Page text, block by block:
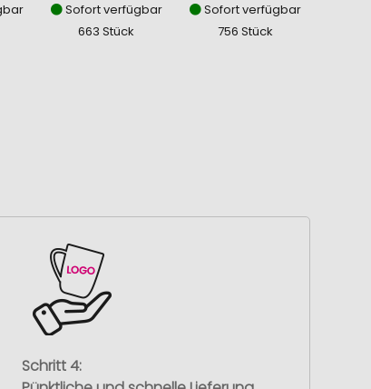
Sofort verfügbar
663 Stück
Sofort verfügbar
756 Stück
Schritt 4: